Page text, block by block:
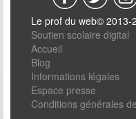
Le prof du web© 2013-
Soutien scolaire digital
Accueil
Blog
Informations légales
Espace presse
Conditions générales